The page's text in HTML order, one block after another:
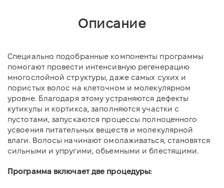
Описание
Специально подобранные компоненты программы
помогают провести интенсивную регенерацию
многослойной структуры, даже самых сухих и
пористых волос на клеточном и молекулярном
уровне. Благодаря этому устраняются дефекты
кутикулы и кортикса, заполняются участки с
пустотами, запускаются процессы полноценного
усвоения питательных веществ и молекулярной
влаги. Волосы начинают омолаживаться, становятся
сильными и упругими, объемными и блестящими.
Программа включает две процедуры: